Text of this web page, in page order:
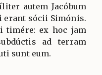
autem Jacóbum
erant sócii Simónis.
timére: ex hoc jam
ad terram
sunt eum.